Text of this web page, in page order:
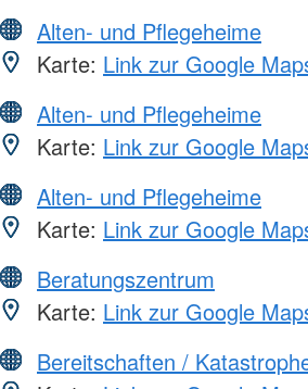
Alten- und Pflegeheime
Karte: Link zur Google
Alten- und Pflegeheime
Karte: Link zur Google
Alten- und Pflegeheime
Karte: Link zur Google
Beratungszentrum
Karte: Link zur Google
Bereitschaften /